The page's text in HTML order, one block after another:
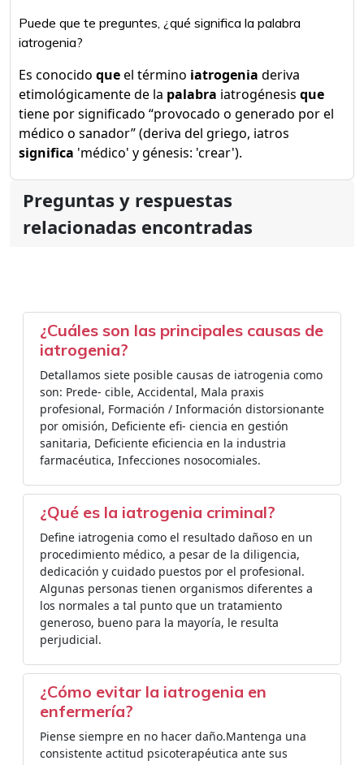
Puede que te preguntes, ¿qué significa la palabra
iatrogenia?
Es conocido queel término iatrogenia deriva
etimológicamente de la palabra iatrogénesis que
tiene por significado “provocado o generado por el
médico o sanador” (deriva del griego, iatros
significa 'médico' y génesis: 'crear').
Preguntas y respuestas
relacionadas encontradas
¿Cuáles son las principales causas de
iatrogenia?
Detallamos siete posible causas de iatrogenia como
son: Prede- cible, Accidental, Mala praxis
profesional, Formación / Información distorsionante
por omisión, Deficiente efi- ciencia en gestión
sanitaria, Deficiente eficiencia en la industria
farmacéutica, Infecciones nosocomiales.
¿Qué es la iatrogenia criminal?
Define iatrogenia como el resultado dañoso en un
procedimiento médico, a pesar de la diligencia,
dedicación y cuidado puestos por el profesional.
Algunas personas tienen organismos diferentes a
los normales a tal punto que un tratamiento
generoso, bueno para la mayoría, le resulta
perjudicial.
¿Cómo evitar la iatrogenia en
enfermería?
Piense siempre en no hacer daño.Mantenga una
consistente actitud psicoterapéutica ante sus